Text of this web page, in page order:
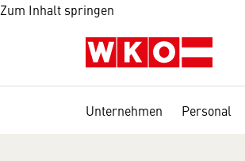
Zum Inhalt springen
Unternehmen Personal